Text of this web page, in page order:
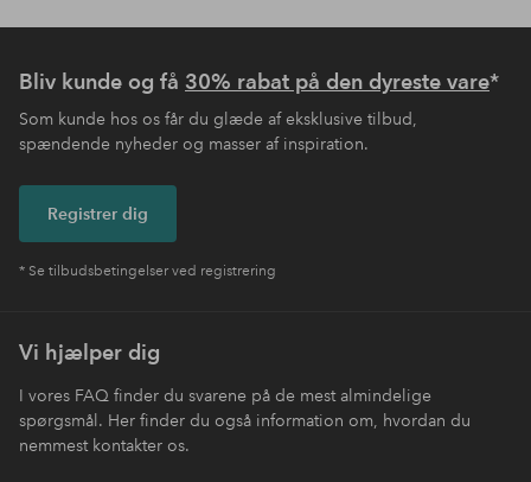
Bliv kunde og få 30% rabat på den dyreste vare*
Som kunde hos os får du glæde af eksklusive tilbud,
spændende nyheder og masser af inspiration.
Registrer dig
* Se tilbudsbetingelser ved registrering
Vi hjælper dig
I vores FAQ finder du svarene på de mest almindelige
spørgsmål. Her finder du også information om, hvordan du
nemmest kontakter os.